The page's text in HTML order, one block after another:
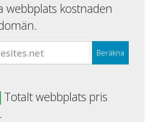
webbplats kostnaden
Beräkna
Totalt webbplats pris